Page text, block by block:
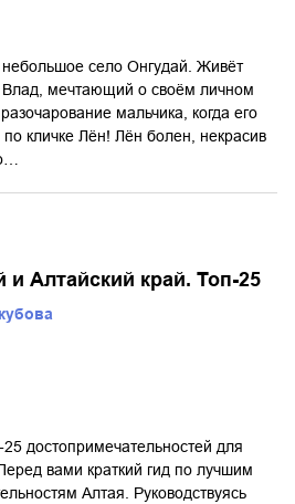
небольшое село Онгудай. Живёт
Влад, мечтающий о своём личном
мальчика, когда его
кличке Лён! Лён болен, некрасив
и Алтайский край. Топ-25
достопримечательностей для
вами краткий гид по лучшим
Алтая. Руководствуясь